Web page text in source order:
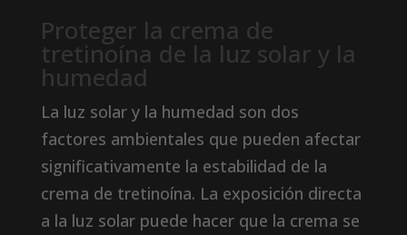
Proteger la crema de
tretinoína de la luz solar y la
humedad
La luz solar y la humedad son dos
factores ambientales que pueden afectar
significativamente la estabilidad de la
crema de tretinoína. La exposición directa
a la luz solar puede hacer que la crema se